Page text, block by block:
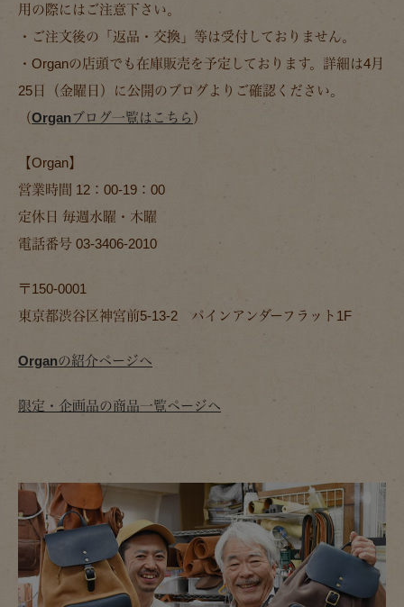
用の際にはご注意下さい。
・ご注文後の「返品・交換」等は受付しておりません。
・Organの店頭でも在庫販売を予定しております。詳細は4月
25日（金曜日）に公開のブログよりご確認ください。
（Organブログ一覧はこちら ）
【Organ】
営業時間 12：00-19：00
定休日 毎週水曜・木曜
電話番号 03-3406-2010
〒150-0001
東京都渋谷区神宮前5-13-2 パインアンダーフラット1F
Organの紹介ページへ
限定・企画品の商品一覧ページへ